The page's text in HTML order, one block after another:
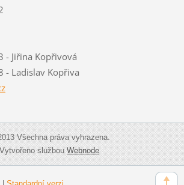
- Jiřina Kopřivová
- Ladislav Kopřiva
Všechna práva vyhrazena.
Vytvořeno službouWebnode